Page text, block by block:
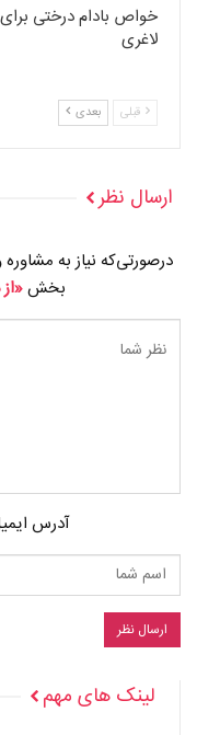
خواص بادام درختی برای
لاغری
قبلی بعدی
ارسال نظر
درصورتی‌که نیاز به
بخش
آدرس
لینک های مهم